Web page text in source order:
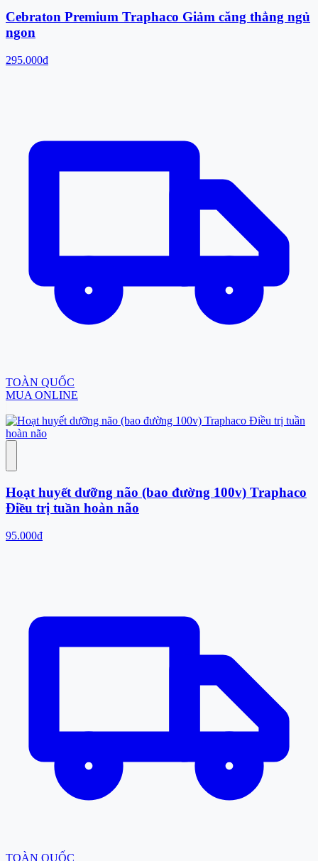
Cebraton Premium Traphaco Giảm căng thẳng ngủ
ngon
295.000đ
TOÀN QUỐC
MUA ONLINE
Hoạt huyết dưỡng não (bao đường 100v) Traphaco
Điều trị tuần hoàn não
95.000đ
TOÀN QUỐC